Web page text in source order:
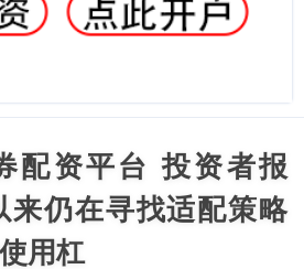
配资平台 投资者报
来仍在寻找适配策略
用杠